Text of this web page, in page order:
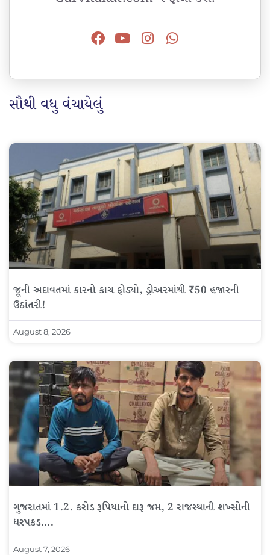
સૌથી વધુ વંચાયેલું
જૂની અદાવતમાં કારનો કાચ ફોડ્યો, ડ્રોઅરમાંથી ₹50 હજારની
ઉઠાંતરી!
August 8, 2026
ગુજરાતમાં 1.2. કરોડ રૂપિયાનો દારૂ જપ્ત, 2 રાજસ્થાની શખ્સોની
ધરપકડ….
August 7, 2026